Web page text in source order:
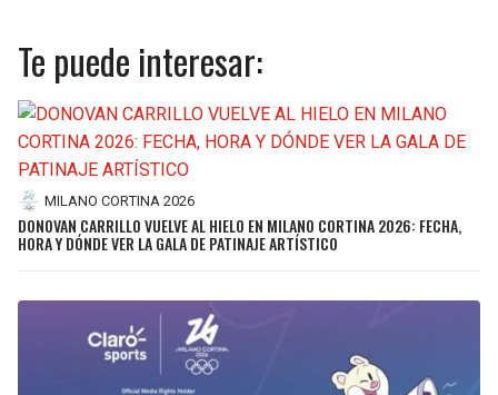
Te puede interesar:
MILANO CORTINA 2026
DONOVAN CARRILLO VUELVE AL HIELO EN MILANO CORTINA 2026: FECHA,
HORA Y DÓNDE VER LA GALA DE PATINAJE ARTÍSTICO